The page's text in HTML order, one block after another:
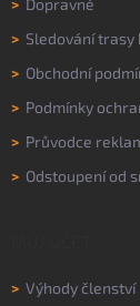
> Dopravné
> Sledování trasy
> Obchodní
> Podmínky
> Průvodce
> Odstoupení od
> Výhody členství